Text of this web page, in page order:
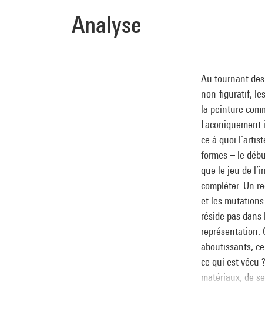
Analyse
Au tournant
non-figuratif,
la peinture
ce à quoi
formes – le
que le jeu de
compléter. Un
et les mutations
réside pas
représentation.
aboutissants,
ce qui est vécu
matériaux, de